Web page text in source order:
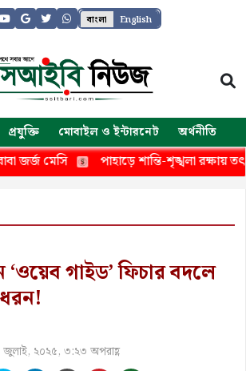
বাংলা English
প্রযুক্তি মোবাইল ও ইন্টারনেট অর্থনীতি
পাহাড়ে শান্তি-শৃঙ্খলা রক্ষায় তৎপর
গাইড’ ফিচার বদলে
ধরন!
জুলাই, ২০২৫, ৩:২৩ অপরাহ্ণ